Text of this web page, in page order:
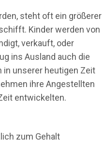
steht oft ein größerer
Kinder werden von
verkauft, oder
ins Ausland auch die
in unserer heutigen Zeit
ihre Angestellten
entwickelten.
zum Gehalt